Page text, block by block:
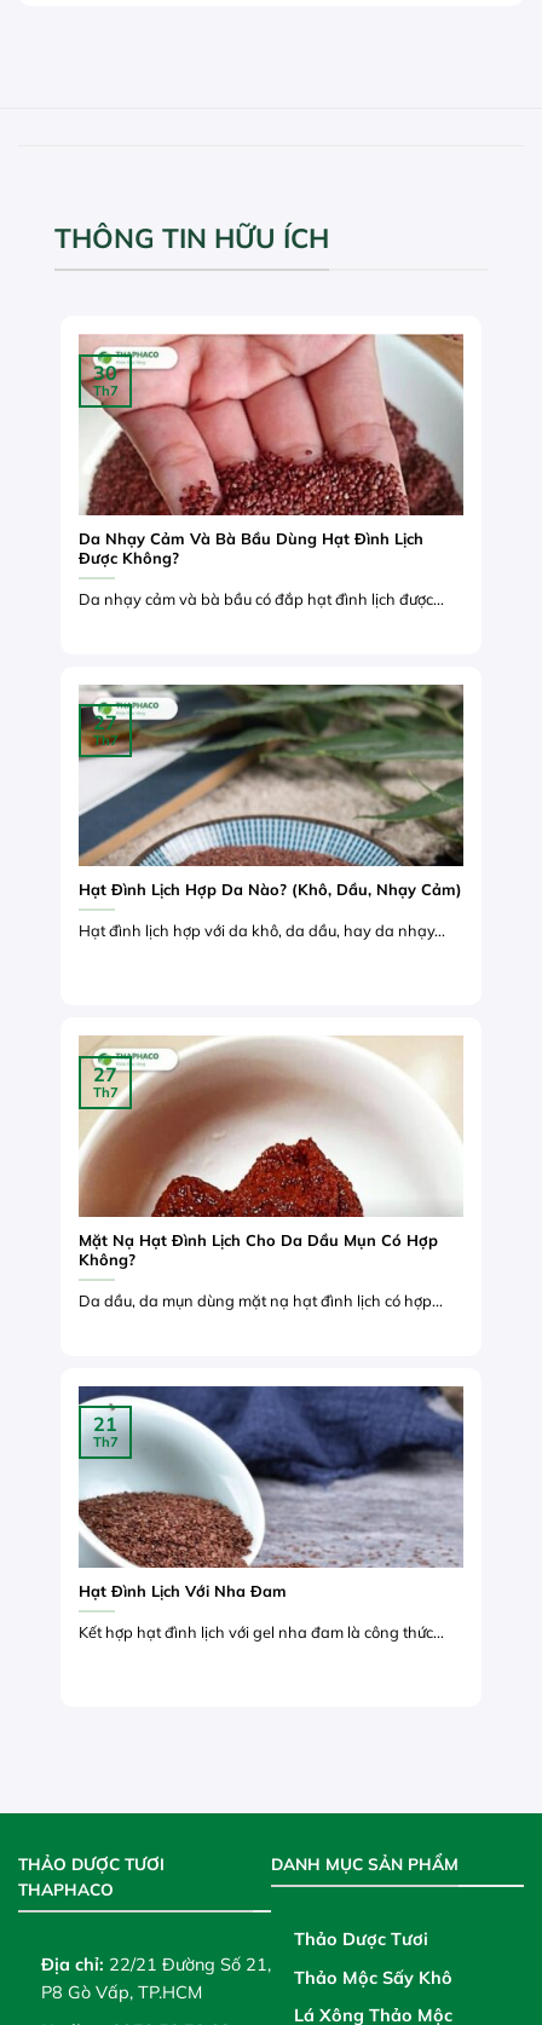
THÔNG TIN HỮU ÍCH
Da Nhạy Cảm Và Bà Bầu Dùng Hạt Đình Lịch
Được Không?
Da nhạy cảm và bà bầu có đắp hạt đình lịch được...
30
Th7
Hạt Đình Lịch Hợp Da Nào? (Khô, Dầu, Nhạy Cảm)
Hạt đình lịch hợp với da khô, da dầu, hay da nhạy...
27
Th7
Mặt Nạ Hạt Đình Lịch Cho Da Dầu Mụn Có Hợp
Không?
Da dầu, da mụn dùng mặt nạ hạt đình lịch có hợp...
27
Th7
Hạt Đình Lịch Với Nha Đam
Kết hợp hạt đình lịch với gel nha đam là công thức...
21
Th7
THẢO DƯỢC TƯƠI
THAPHACO
Địa chỉ: 22/21 Đường Số 21,
P8 Gò Vấp, TP.HCM
DANH MỤC SẢN PHẨM
Thảo Dược Tươi
Thảo Mộc Sấy Khô
Lá Xông Thảo Mộc